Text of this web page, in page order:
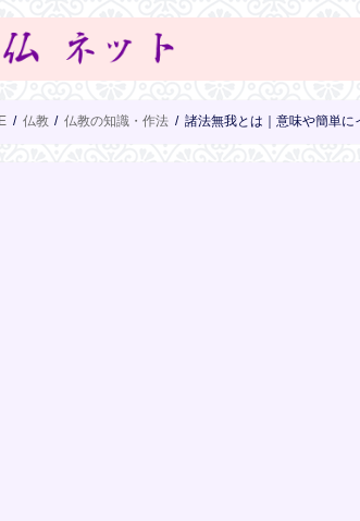
仏教 仏教の知識・作法 諸法無我とは｜意味や簡単に